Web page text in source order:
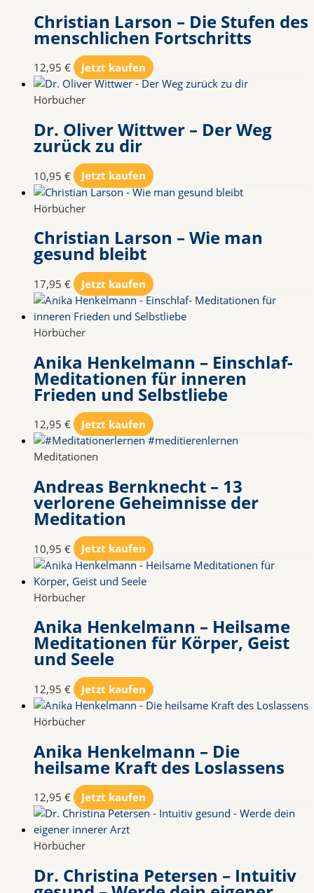
Christian Larson – Die Stufen des
menschlichen Fortschritts
12,95 € Jetzt kaufen
Hörbücher
Dr. Oliver Wittwer – Der Weg
zurück zu dir
10,95 € Jetzt kaufen
Hörbücher
Christian Larson – Wie man
gesund bleibt
17,95 € Jetzt kaufen
Hörbücher
Anika Henkelmann – Einschlaf-
Meditationen für inneren
Frieden und Selbstliebe
12,95 € Jetzt kaufen
Meditationen
Andreas Bernknecht – 13
verlorene Geheimnisse der
Meditation
10,95 € Jetzt kaufen
Hörbücher
Anika Henkelmann – Heilsame
Meditationen für Körper, Geist
und Seele
12,95 € Jetzt kaufen
Hörbücher
Anika Henkelmann – Die
heilsame Kraft des Loslassens
12,95 € Jetzt kaufen
Hörbücher
Dr. Christina Petersen – Intuitiv